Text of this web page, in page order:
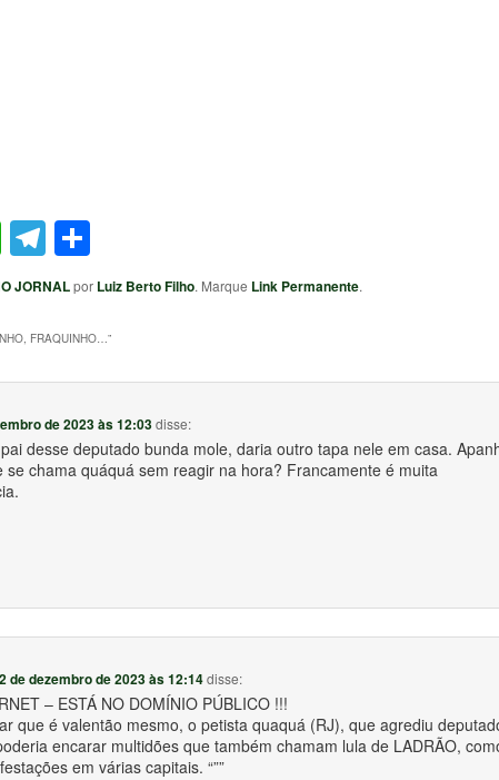
WhatsApp
Telegram
Share
JORNALpor Luiz Berto Filho. Marque Link Permanente.
FRAQUINHO… ”
de 2023 às 12:03disse:
desse deputado bunda mole, daria outro tapa nele em casa.
se chama quáquá sem reagir na hora? Francamente é muita
de dezembro de 2023 às 12:14disse:
– ESTÁ NO DOMÍNIO PÚBLICO !!!
que é valentão mesmo, o petista quaquá (RJ), que agrediu
encarar multidões que também chamam lula de LADRÃO,
em várias capitais. “””